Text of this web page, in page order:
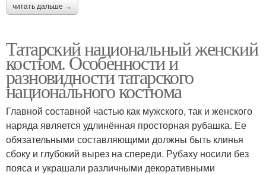
читать дальше →
Татарский национальный женский
костюм. Особенности и
разновидности татарского
национального костюма
Главной составной частью как мужского, так и женского
наряда является удлинённая просторная рубашка. Ее
обязательными составляющими должны быть клинья
сбоку и глубокий вырез на спереди. Рубаху носили без
пояса и украшали различными декоративными